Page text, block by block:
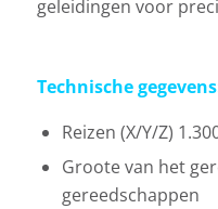
geleidingen voor
Technische
Reizen (X/Y/Z)
Groote van het
gereedschappen